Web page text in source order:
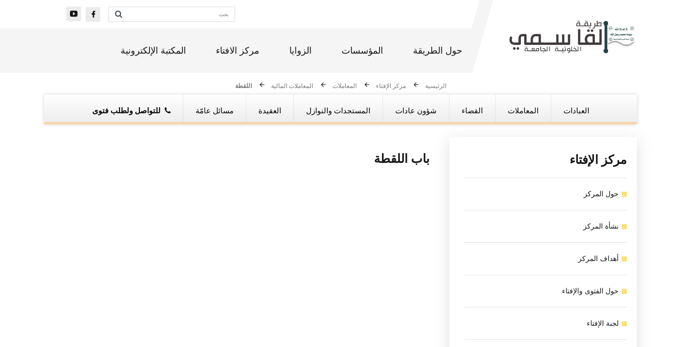
حول الطريقة المؤسسات الزوايا مركز الافتاء المكتبة الإلكترونية
الرئيسية مركز الإفتاء المعاملات المعاملات المالية اللقطة
العبادات المعاملات القضاء شؤون عادات المستجدات والنوازل العقيدة مسائل عامّة للتواصل ولطلب فتوى
باب اللقطة مركز الإفتاء
حول المركز
نشأة المركز
أهداف المركز
حول الفتوى والإفتاء
لجنة الإفتاء